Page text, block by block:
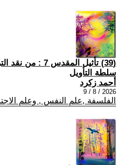
(39) تأثيل المقدس
سلطة التأويل
أحمد زكرد
2026 / 8 / 9
الفلسفة ,علم النفس , وعلم